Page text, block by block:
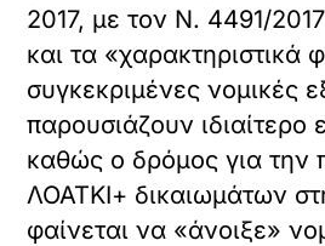
2017, με τον Ν. 4491/
και τα «χαρακτηριστικά
συγκεκριμένες νομικές
παρουσιάζουν ιδιαίτερο
καθώς ο δρόμος για την
ΛΟΑΤΚΙ+ δικαιωμάτων
φαίνεται να «άνοιξε»